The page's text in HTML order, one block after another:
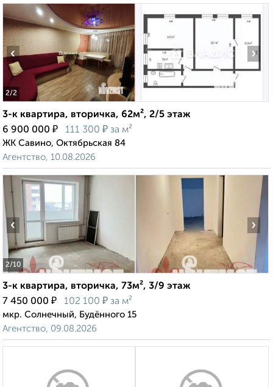
2/2
‹ ›
3-к квартира, вторичка, 62м², 2/5 этаж
6 900 000 ₽ 111 300 ₽ за м²
ЖК Савино, Октябрьская 84
Агентство, 10.08.2026
2/10
‹ ›
3-к квартира, вторичка, 73м², 3/9 этаж
7 450 000 ₽ 102 100 ₽ за м²
мкр. Солнечный, Будённого 15
Агентство, 09.08.2026